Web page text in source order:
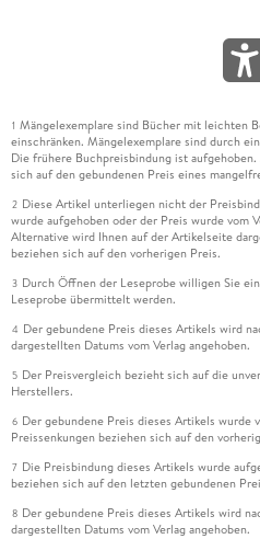
1 Mängelexemplare sind Bücher mit leichten
einschränken. Mängelexemplare sind durch
Die frühere Buchpreisbindung ist
sich auf den gebundenen Preis eines
2 Diese Artikel unterliegen nicht der
wurde aufgehoben oder der Preis wurde vom
Alternative wird Ihnen auf der Artikelseite
beziehen sich auf den vorherigen Preis.
3 Durch Öffnen der Leseprobe willigen Sie
Leseprobe übermittelt werden.
4 Der gebundene Preis dieses Artikels wird
dargestellten Datums vom Verlag angehoben.
5 Der Preisvergleich bezieht sich auf die
Herstellers.
6 Der gebundene Preis dieses Artikels wurde
Preissenkungen beziehen sich auf den
7 Die Preisbindung dieses Artikels wurde
beziehen sich auf den letzten gebundenen
8 Der gebundene Preis dieses Artikels wird
dargestellten Datums vom Verlag angehoben.